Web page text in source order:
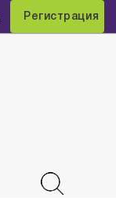
Регистрация